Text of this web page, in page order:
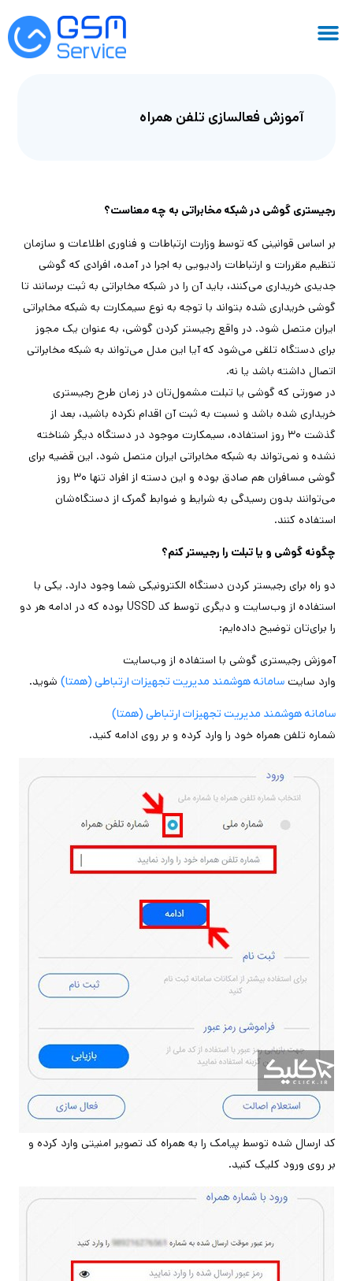
آموزش فعالسازی تلفن همراه
رجیستری گوشی در شبکه مخابراتی به چه معناست؟
بر اساس قوانینی که توسط وزارت ارتباطات و فناوری اطلاعات و سازمان
تنظیم مقررات و ارتباطات رادیویی به اجرا در آمده، افرادی که گوشی
جدیدی خریداری می‌کنند، باید آن را در شبکه مخابراتی به ثبت برسانند تا
گوشی خریداری شده بتواند با توجه به نوع سیمکارت به شبکه مخابراتی
ایران متصل شود. در واقع رجیستر کردن گوشی، به عنوان یک مجوز
برای دستگاه تلقی می‌شود که آیا این مدل می‌تواند به شبکه مخابراتی
اتصال داشته باشد یا نه.
در صورتی که گوشی یا تبلت‌ مشمول‌تان در زمان طرح رجیستری
خریداری شده باشد و نسبت به ثبت آن اقدام نکرده باشید، بعد از
گذشت ۳۰ روز استفاده، سیمکارت موجود در دستگاه دیگر شناخته
نشده و نمی‌تواند به شبکه مخابراتی ایران متصل شود. این قضیه برای
گوشی مسافران هم صادق بوده و این دسته از افراد تنها ۳۰ روز
می‌توانند بدون رسیدگی به شرایط و ضوابط گمرک از دستگاه‌شان
استفاده کنند.
چگونه گوشی و یا تبلت را رجیستر کنم؟
دو راه برای رجیستر کردن دستگاه الکترونیکی شما وجود دارد. یکی با
استفاده از وب‌سایت و دیگری توسط کد USSD بوده که در ادامه هر دو
را برای‌تان توضیح داده‌ایم:
آموزش رجیستری گوشی با استفاده از وب‌سایت
وارد سایتسامانه هوشمند مدیریت تجهیزات ارتباطی (همتا) شوید.
سامانه هوشمند مدیریت تجهیزات ارتباطی (همتا)
شماره تلفن همراه خود را وارد کرده و بر روی ادامه کنید.
کد ارسال شده توسط پیامک را به همراه کد تصویر امنیتی وارد کرده و
بر روی ورود کلیک کنید.